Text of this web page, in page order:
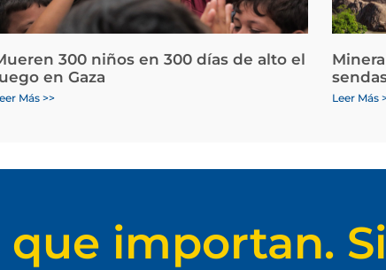
300 niños en 300 días de alto el
en Gaza
Más >> Leer Más
que importan.